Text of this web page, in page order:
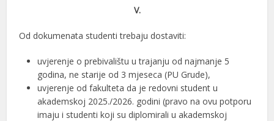
V.
Od dokumenata studenti trebaju dostaviti:
uvjerenje o prebivalištu u trajanju od najmanje 5
godina, ne starije od 3 mjeseca (PU Grude),
uvjerenje od fakulteta da je redovni student u
akademskoj 2025./2026. godini (pravo na ovu potporu
imaju i studenti koji su diplomirali u akademskoj